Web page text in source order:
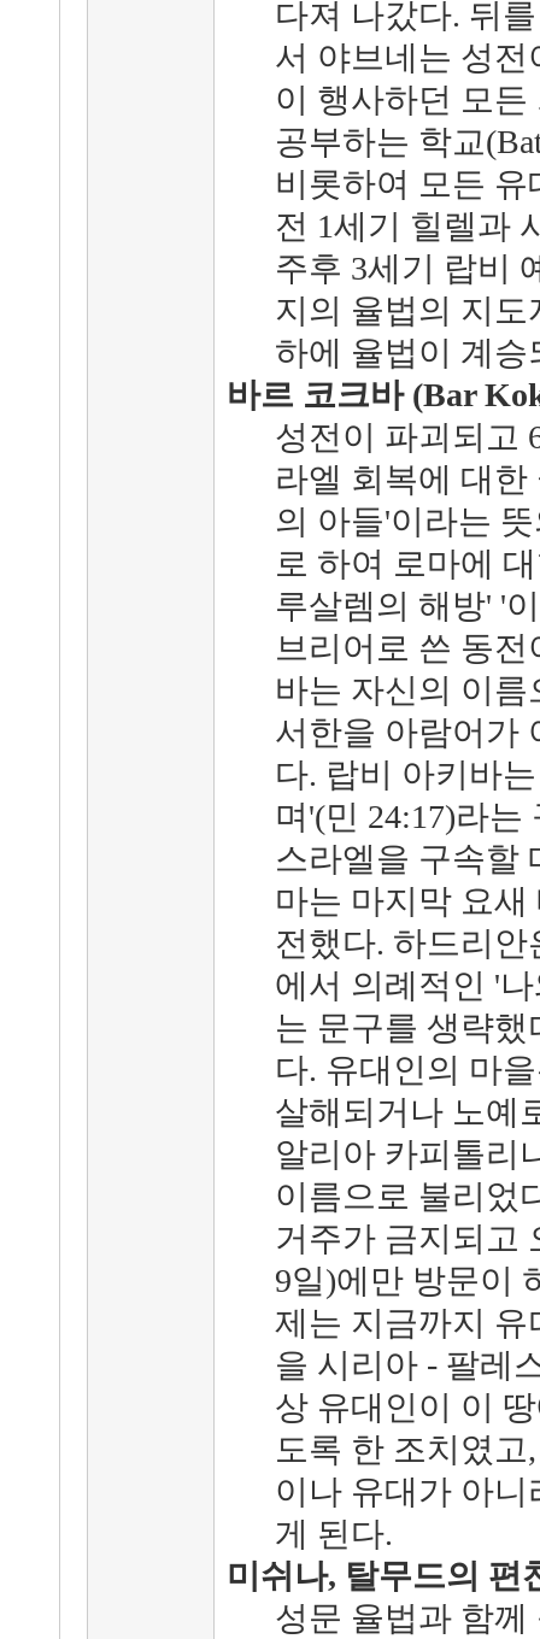
다져 나갔다. 뒤
서 야브네는 성
이 행사하던 모
공부하는 학교
비롯하여 모든
전 1세기 힐렐과
주후 3세기 랍비
지의 율법의 지
하에 율법이 계승
바르 코크바 (Bar
성전이 파괴되고
라엘 회복에 대
의 아들'이라는
로 하여 로마에
루살렘의 해방' '
브리어로 쓴 동
바는 자신의 이
서한을 아람어가
다. 랍비 아키바
며'(민 24:17)라
스라엘을 구속할
마는 마지막 요
전했다. 하드리
에서 의례적인 '
는 문구를 생략
다. 유대인의 마
살해되거나 노예
알리아 카피톨리
이름으로 불리었
거주가 금지되고
9일)에만 방문이
제는 지금까지
을 시리아 - 팔레
상 유대인이 이
도록 한 조치였
이나 유대가 아
게 된다.
미쉬나, 탈무드의 편
성문 율법과 함